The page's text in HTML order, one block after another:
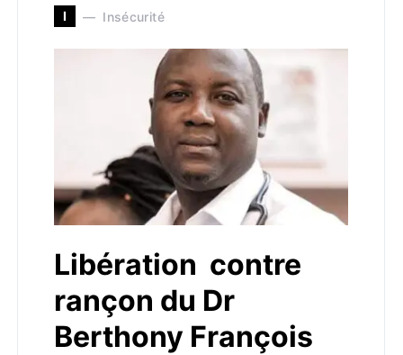
I Insécurité
Libération contre
rançon du Dr
Berthony François